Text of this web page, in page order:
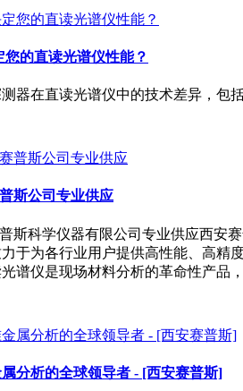
的直读光谱仪性能？
器在直读光谱仪中的技术差异，包
斯公司专业供应
斯科学仪器有限公司专业供应西安
于为各行业用户提供高性能、高
谱仪是现场材料分析的革命性产品
分析的全球领导者 - [西安赛普斯]